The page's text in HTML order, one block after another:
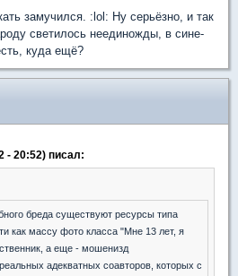
замучился. :lol: Ну серьёзно, и так
светилось неединожды, в сине-
куда ещё?
- 20:52) писал:
бреда существуют ресурсы типа
как массу фото класса "Мне 13 лет, я
а еще - мошенизд
адекватных соавторов, которых с